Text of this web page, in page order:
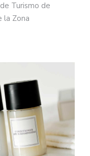
Turismo de
la Zona